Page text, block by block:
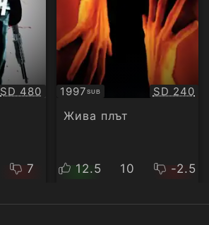
Качество:
SD 480
7
1997SUB
Субтитри SD 240
Жива плът
12.5 10 -2.5